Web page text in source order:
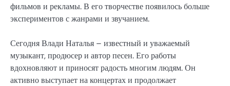
фильмов и рекламы. В его творчестве появилось больше
экспериментов с жанрами и звучанием.
Сегодня Влади Наталья – известный и уважаемый
музыкант, продюсер и автор песен. Его работы
вдохновляют и приносят радость многим людям. Он
активно выступает на концертах и продолжает